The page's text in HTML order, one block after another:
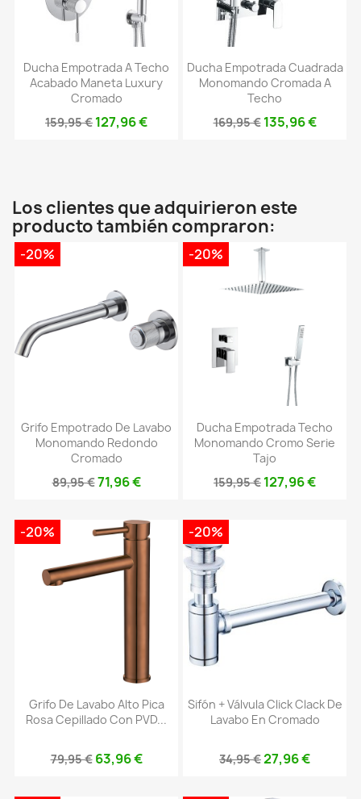
Ducha Empotrada A Techo
Acabado Maneta Luxury
Cromado
159,95 € 127,96 €
Ducha Empotrada Cuadrada
Monomando Cromada A
Techo
169,95 € 135,96 €
Los clientes que adquirieron este
producto también compraron:
Grifo Empotrado De Lavabo
Monomando Redondo
Cromado
89,95 €71,96 €
-20%
Ducha Empotrada Techo
Monomando Cromo Serie
Tajo
159,95 € 127,96 €
-20%
Grifo De Lavabo Alto Pica
Rosa Cepillado Con PVD...
79,95 € 63,96 €
-20%
Sifón + Válvula Click Clack De
Lavabo En Cromado
34,95 €27,96 €
-20%